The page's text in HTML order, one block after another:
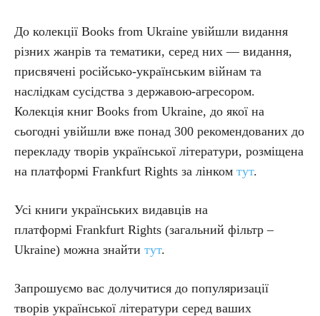
До колекції Books from Ukraine увійшли видання
різних жанрів та тематики, серед них — видання,
присвячені російсько-українським війнам та
наслідкам сусідства з державою-агресором.
Колекція книг Books from Ukraine, до якої на
сьогодні увійшли вже понад 300 рекомендованих до
перекладу творів української літератури, розміщена
на платформі Frankfurt Rights за лінком тут.
Усі книги українських видавців на
платформі Frankfurt Rights (загальний фільтр –
Ukraine) можна знайти тут.
Запрошуємо вас долучитися до популяризації
творів української літератури серед ваших